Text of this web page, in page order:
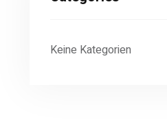
Keine Kategorien